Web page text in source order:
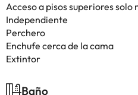
Acceso a pisos superiores
Independiente
Perchero
Enchufe cerca de la cama
Extintor
Baño